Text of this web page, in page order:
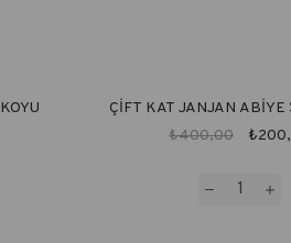
ÇİFT KAT JANJAN ABİYE
₺400,00